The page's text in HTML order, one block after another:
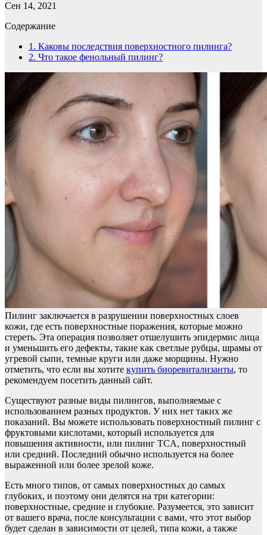
Сен 14, 2021
Содержание
1. Каковы последствия поверхностного пилинга?
2. Что такое фенольный пилинг?
Пилинг заключается в разрушении поверхностных слоев
кожи, где есть поверхностные поражения, которые можно
стереть. Эта операция позволяет отшелушить эпидермис лица
и уменьшить его дефекты, такие как светлые рубцы, шрамы от
угревой сыпи, темные круги или даже морщины. Нужно
отметить, что если вы хотите купить биоревитализанты, то
рекомендуем посетить данный сайт.
Существуют разные виды пилингов, выполняемые с
использованием разных продуктов. У них нет таких же
показаний. Вы можете использовать поверхностный пилинг с
фруктовыми кислотами, который используется для
повышения активности, или пилинг TCA, поверхностный
или средний. Последний обычно используется на более
выраженной или более зрелой коже.
Есть много типов, от самых поверхностных до самых
глубоких, и поэтому они делятся на три категории:
поверхностные, средние и глубокие. Разумеется, это зависит
от вашего врача, после консультации с вами, что этот выбор
будет сделан в зависимости от целей, типа кожи, а также